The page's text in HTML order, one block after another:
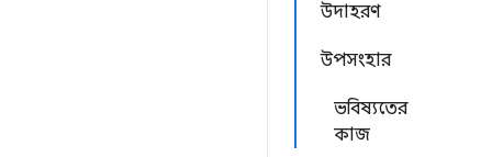
উদাহরণ
উপসংহার
ভবিষ্যতের
কাজ